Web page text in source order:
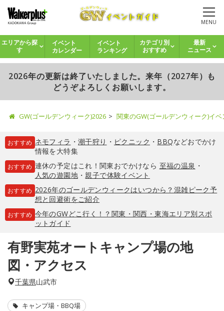
MENU
エリアから探
す
イベント
カレンダー
イベント
ランキング
カテゴリ別
おすすめ
最新
ニュース
2026年の更新は終了いたしました。来年（2027年）も
どうぞよろしくお願いします。
GW(ゴールデンウィーク)2026 関東のGW(ゴールデンウィーク)イ
おすすめ ネモフィラ ・ 潮干狩り ・ ピクニック ・ BBQなどおでかけ
情報を大特集
おすすめ 連休の予定はこれ！関東おでかけなら 至福の温泉 ・
人気の遊園地・親子で体験イベント
おすすめ 2026年のゴールデンウィークはいつから？混雑ピーク予
想と回避術をご紹介
おすすめ 今年のGWどこ行く！？関東・関西・東海エリア別スポ
ットガイド
有野実苑オートキャンプ場の地
図・アクセス
千葉県山武市
キャンプ場・BBQ場